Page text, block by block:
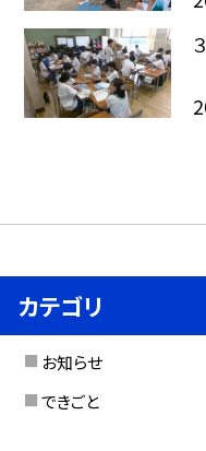
カテゴリ
お知らせ
できごと